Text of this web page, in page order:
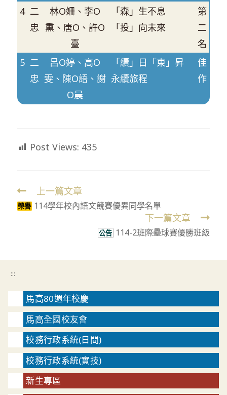
4 二
忠
林O姍、李O
熏、唐O、許O
臺
「森」生不息
「投」向未來
第
二
名
5 二
忠
呂O婷、高O
雯、陳O語、謝
O晨
「續」日「東」昇
永續旅程
佳
作
Post Views: 435
Read
more
上一篇文章
榮譽 114學年校內語文競賽優異同學名單
下一篇文章
公告 114-2班際壘球賽優勝班級
:::
馬高80週年校慶
馬高全國校友會
校務行政系統(日間)
校務行政系統(實技)
新生專區